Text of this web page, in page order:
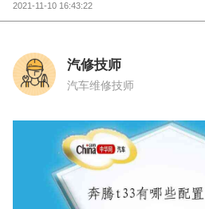
2021-11-10 16:43:22
汽修技师
汽车维修技师